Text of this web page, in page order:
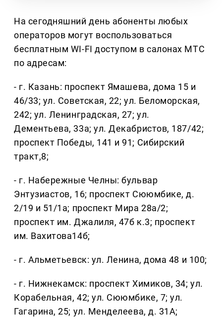
На сегодняшний день абоненты любых
операторов могут воспользоваться
бесплатным WI-FI доступом в салонах МТС
по адресам:
- г. Казань: проспект Ямашева, дома 15 и
46/33; ул. Советская, 22; ул. Беломорская,
242; ул. Ленинградская, 27; ул.
Дементьева, 33а; ул. Декабристов, 187/42;
проспект Победы, 141 и 91; Сибирский
тракт,8;
- г. Набережные Челны: бульвар
Энтузиастов, 16; проспект Сююмбике, д.
2/19 и 51/1а; проспект Мира 28а/2;
проспект им. Джалиля, 47б к.3; проспект
им. Вахитова14б;
- г. Альметьевск: ул. Ленина, дома 48 и 100;
- г. Нижнекамск: проспект Химиков, 34; ул.
Корабельная, 42; ул. Сююмбике, 7; ул.
Гагарина, 25; ул. Менделеева, д. 31А;